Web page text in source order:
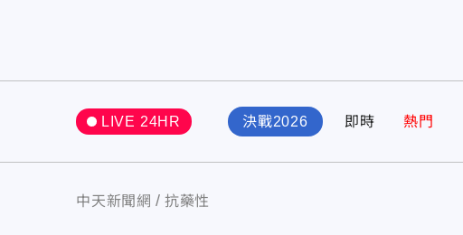
LIVE 24HR 決戰2026 即時 熱門
中天新聞網 抗藥性